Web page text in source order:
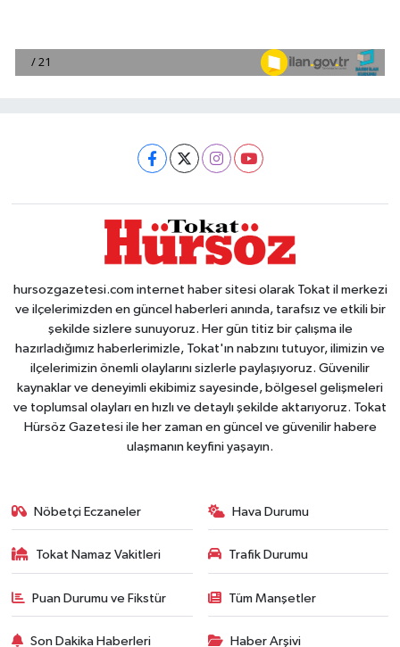
hursozgazetesi.com internet haber sitesi olarak Tokat il merkezi
ve ilçelerimizden en güncel haberleri anında, tarafsız ve etkili bir
şekilde sizlere sunuyoruz. Her gün titiz bir çalışma ile
hazırladığımız haberlerimizle, Tokat'ın nabzını tutuyor, ilimizin ve
ilçelerimizin önemli olaylarını sizlerle paylaşıyoruz. Güvenilir
kaynaklar ve deneyimli ekibimiz sayesinde, bölgesel gelişmeleri
ve toplumsal olayları en hızlı ve detaylı şekilde aktarıyoruz. Tokat
Hürsöz Gazetesi ile her zaman en güncel ve güvenilir habere
ulaşmanın keyfini yaşayın.
Nöbetçi Eczaneler Hava Durumu
Tokat Namaz Vakitleri Trafik Durumu
Puan Durumu ve Fikstür Tüm Manşetler
Son Dakika Haberleri Haber Arşivi